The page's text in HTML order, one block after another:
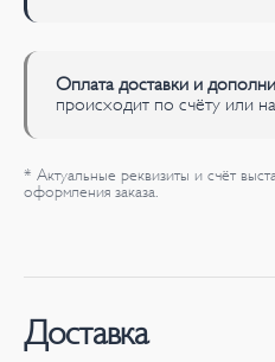
Оплата доставки и
происходит по счёту или
* Актуальные реквизиты и счёт
оформления заказа.
Доставка